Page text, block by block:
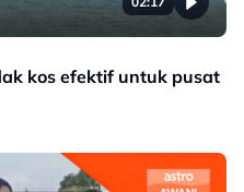
kos efektif untuk pusat